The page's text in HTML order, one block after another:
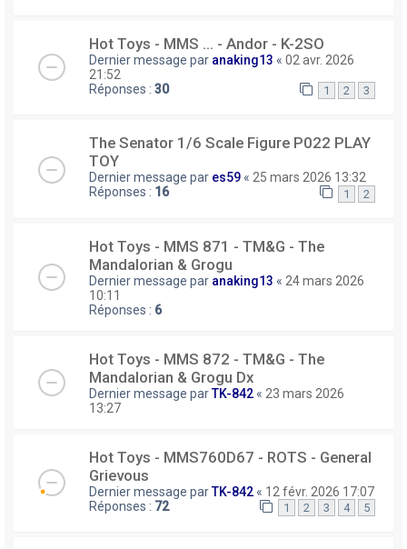
Hot Toys - MMS ... - Andor - K-2SO
Dernier message par anaking13 « 02 avr. 2026
21:52
Réponses : 30 1 2 3
The Senator 1/6 Scale Figure P022 PLAY
TOY
Dernier message par es59 « 25 mars 2026 13:32
Réponses : 16 1 2
Hot Toys - MMS 871 - TM&G - The
Mandalorian & Grogu
Dernier message par anaking13 « 24 mars 2026
10:11
Réponses : 6
Hot Toys - MMS 872 - TM&G - The
Mandalorian & Grogu Dx
Dernier message parTK-842 « 23 mars 2026
13:27
Hot Toys - MMS760D67 - ROTS - General
Grievous
Dernier message parTK-842 « 12 févr. 2026 17:07
Réponses : 72 1 2 3 4 5